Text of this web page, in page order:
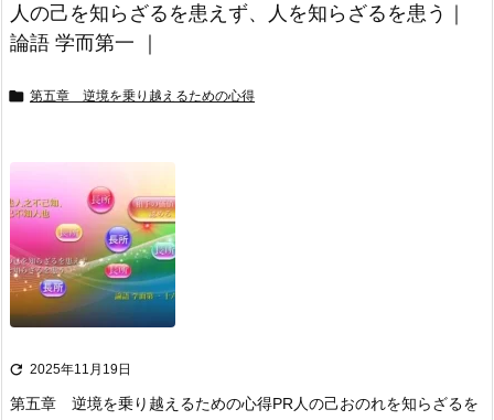
人の己を知らざるを患えず、人を知らざるを患う｜
論語 学而第一 ｜
 第五章 逆境を乗り越えるための心得
 2025年11月19日
第五章 逆境を乗り越えるための心得PR 人の己おのれを知らざるを